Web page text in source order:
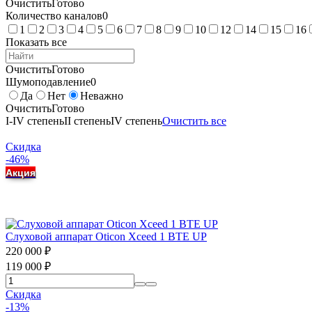
ОчиститьГотово
Количество каналов0
1
2 3 4 5 6 7 8 9 10 12 14 15 16
Показать все
ОчиститьГотово
Шумоподавление0
Да
Нет
Неважно
ОчиститьГотово
I-IV степеньII степеньIV степеньОчистить все
Скидка
-46%
Акция
Слуховой аппарат Oticon Xceed 1 BTE UP
220 000 ₽
119 000 ₽
Скидка
-13%